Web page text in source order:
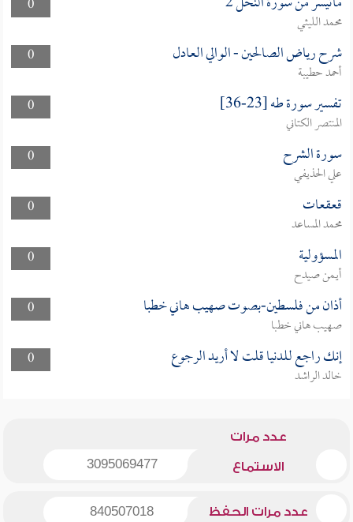
0
محمد الليثي
0
شرح رياض الصالحين - الوالي العادل
أحمد حطيبة
0
تفسير سورة طه [23-36]
المنتصر الكتاني
0
سورة الشرح
علي الحذيفي
0
قعقعات
محمد المساعد
0
المسؤولية
أيمن صيدح
0
أذان من فلسطين-بصوت صهيب هاني خطبا
صهيب هاني خطبا
0
إنك راجع للدنيا قلت لا أريد الرجوع
خالد الراشد
عدد مرات
الاستماع 3095069477
عدد مرات الحفظ 840507018